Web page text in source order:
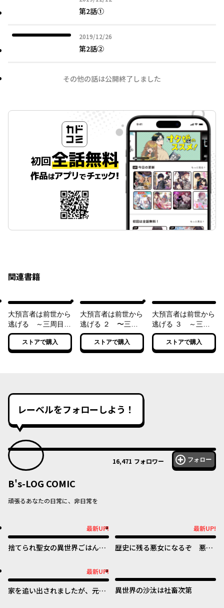
第2話①
2019/12/26
2019年12月26日
第2話②
その他の話は公開終了しました
関連書籍
大預言者は前世から
逃げる ～三周目は
公爵令嬢に転生した
から、バラ色ライフ
を送りたい～
ストアで購入
大預言者は前世から
逃げる ２ 〜三周
目は公爵令嬢に転生
したから、バラ色ラ
イフを送りたい〜
ストアで購入
大預言者は前世から
逃げる ３ ～三周
目は公爵令嬢に転生
したから、バラ色ラ
イフを送りたい～
ストアで購入
レーベルをフォローしよう！
16,471 フォロワー フォロー
B's-LOG COMIC
頑張るあなたの日常に、非日常を
最新UP!
捨てられ聖女の異世界ごはん
最新UP!
歴史に残る悪女になるぞ 悪役
最新UP!
家を追い出されましたが、元気
異世界の沙汰は社畜次第